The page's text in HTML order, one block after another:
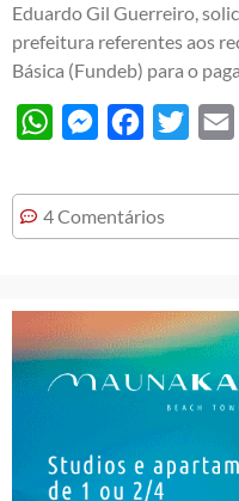
Eduardo Gil Guerreiro,
prefeitura referentes aos
Básica (Fundeb) para o
WhatsAppMessengerFacebook
Twitter
4 Comentários